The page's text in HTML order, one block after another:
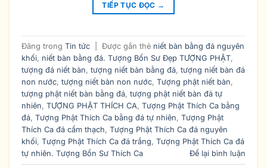
TIẾP TỤC ĐỌC →
Đăng trong Tin tức Được gắn thẻ niết bàn bằng đá nguyên
khối, niết bàn bằng đá. Tượng Bổn Sư Đẹp TƯỢNG PHẬT,
tượng đá niết bàn, tượng niết bàn bằng đá, tượng niết bàn đá
non nước, tượng niết bàn non nước, Tượng phật niết bàn,
tượng phật niết bàn bằng đá, tượng phật niết bàn đá tự
nhiên, TƯỢNG PHẬT THÍCH CA, Tượng Phật Thích Ca bằng
đá, Tượng Phật Thích Ca bằng đá tự nhiên, Tượng Phật
Thích Ca đá cẩm thạch, Tượng Phật Thích Ca đá nguyên
khối, Tượng Phật Thích Ca đá trắng, Tượng Phật Thích Ca đá
tự nhiên. Tượng Bổn Sư Thích Ca
Để lại bình luận